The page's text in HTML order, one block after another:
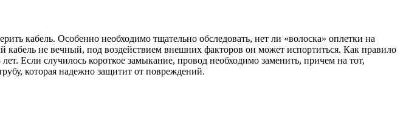
кабель. Особенно необходимо тщательно обследовать, нет ли «волоска» оплетки на
не вечный, под воздействием внешних факторов он может испортиться. Как правило
Если случилось короткое замыкание, провод необходимо заменить, причем на тот,
которая надежно защитит от повреждений.